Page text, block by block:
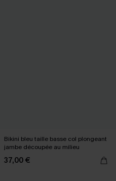
Bikini bleu taille basse col plongeant
jambe découpée au milieu
37,00 €